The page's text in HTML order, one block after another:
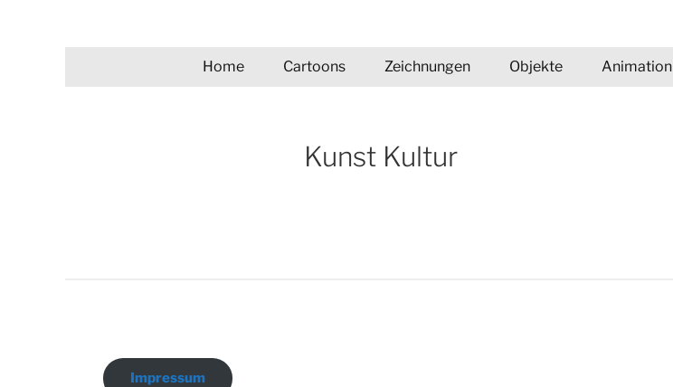
Ulrike Wodner
Home Cartoons Zeichnungen Objekte Animation
Kunst Kultur
Impressum